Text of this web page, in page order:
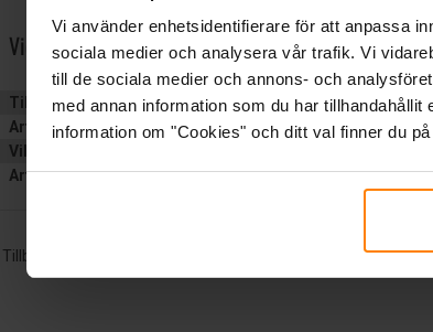
Vi använder enhetsidentifierare för att anpassa
sociala medier och analysera vår trafik. Vi
till de sociala medier och annons- och
med annan information som du har
information om "Cookies" och ditt val finner du
Victron Smart BatterieryProtect 12/24V-220A
Tillverkare:VICTRON ENERGY
Artikelnummer:BPR122022000
Vikt:
Artikelgrupp:TILLBEHÖR
Tillbaka